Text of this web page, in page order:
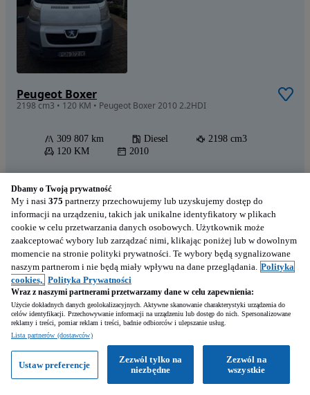
Peugeot Boxer
2198 cm3 • 120 KM • Peugeot Boxer 2010 2.2HDI
309 807 km Diesel
2198 cm3
120 KM
2010
Czerniejewo (Wielkopolskie)
Prywatny sprzedawca • Opublikowano
Peugeot Expert
2000 cm3 • 131 KM • Klima long Pełen Serwis Bezwypadkowy Po Opłatach Holenderka
23 400 PLN
Dbamy o Twoją prywatność
My i nasi 375 partnerzy przechowujemy lub uzyskujemy dostęp do
informacji na urządzeniu, takich jak unikalne identyfikatory w plikach
cookie w celu przetwarzania danych osobowych. Użytkownik może
zaakceptować wybory lub zarządzać nimi, klikając poniżej lub w dowolnym
momencie na stronie polityki prywatności. Te wybory będą sygnalizowane
naszym partnerom i nie będą miały wpływu na dane przeglądania. Polityka
cookies, Polityka Prywatności
Wraz z naszymi partnerami przetwarzamy dane w celu zapewnienia:
Użycie dokładnych danych geolokalizacyjnych. Aktywne skanowanie charakterystyki urządzenia do
celów identyfikacji. Przechowywanie informacji na urządzeniu lub dostęp do nich. Spersonalizowane
reklamy i treści, pomiar reklam i treści, badnie odbiorców i ulepszanie usług.
Lista partnerów (dostawców)
Zezwól na
wszystkie
Zezwól tylko na
niezbędne
Ustaw preferencje